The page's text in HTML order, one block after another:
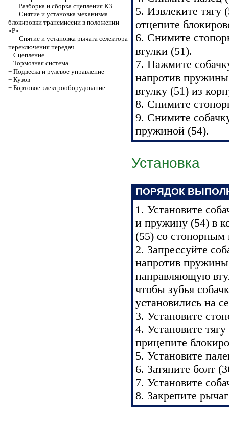
Разборка и сборка сцепления К3
Снятие и установка механизма
блокировки трансмиссии в положении
«P»
Снятие и установка рычага селектора
переключения передач
+ Сцепление
+ Тормозная система
+ Подвеска и рулевое управление
+ Кузов
+ Бортовое электрооборудование
5. Извлеките тягу
отцепите
6. Снимите
втулки (51).
7. Нажмите
напротив
втулку (51) из
8. Снимите
9. Снимите
пружиной (54).
Установка
ПОРЯДОК
1. Установите
и пружину (54) в
(55) со стопорным
2. Запрессуйте
напротив пружины
направляющую
чтобы зубья
установились на
3. Установите
4. Установите
прицепите
5. Установите
6. Затяните болт
7. Установите
8. Закрепите